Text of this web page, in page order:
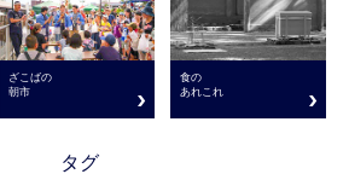
ざこばの
朝市
食の
あれこれ
タグ